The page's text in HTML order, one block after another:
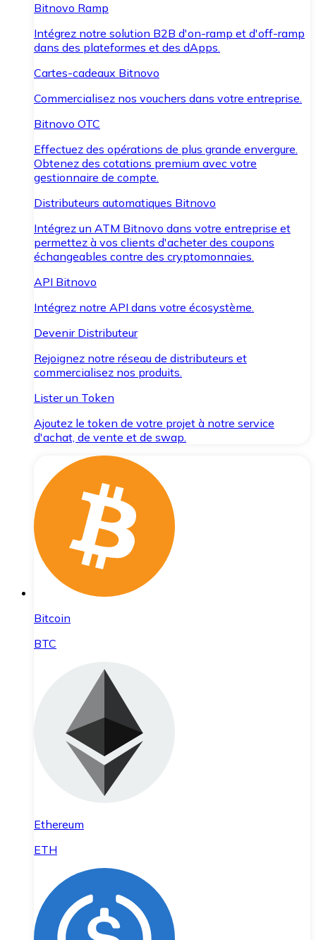
Bitnovo Ramp
Intégrez notre solution B2B d'on-ramp et d'off-ramp
dans des plateformes et des dApps.
Cartes-cadeaux Bitnovo
Commercialisez nos vouchers dans votre entreprise.
Bitnovo OTC
Effectuez des opérations de plus grande envergure.
Obtenez des cotations premium avec votre
gestionnaire de compte.
Distributeurs automatiques Bitnovo
Intégrez un ATM Bitnovo dans votre entreprise et
permettez à vos clients d'acheter des coupons
échangeables contre des cryptomonnaies.
API Bitnovo
Intégrez notre API dans votre écosystème.
Devenir Distributeur
Rejoignez notre réseau de distributeurs et
commercialisez nos produits.
Lister un Token
Ajoutez le token de votre projet à notre service
d'achat, de vente et de swap.
Bitcoin
BTC
Ethereum
ETH